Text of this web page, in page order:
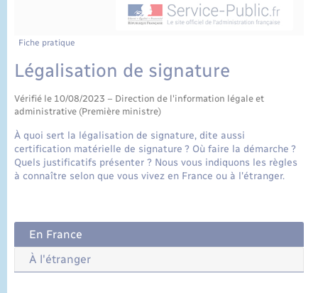
Fiche pratique
Légalisation de signature
Vérifié le 10/08/2023 – Direction de l'information légale et
administrative (Première ministre)
À quoi sert la légalisation de signature, dite aussi
certification matérielle de signature ? Où faire la démarche ?
Quels justificatifs présenter ? Nous vous indiquons les règles
à connaître selon que vous vivez en France ou à l'étranger.
En France
À l'étranger